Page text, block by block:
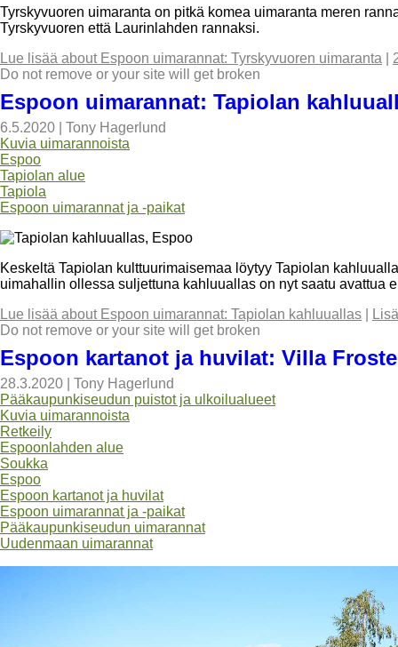
Tyrskyvuoren uimaranta on pitkä komea uimaranta meren
Tyrskyvuoren että Laurinlahden rannaksi.
Lue lisää about Espoon uimarannat: Tyrskyvuoren uimaranta
Do not remove or your site will get broken
Espoon uimarannat: Tapiolan
6.5.2020
Tony Hagerlund
Kuvia uimarannoista
Espoo
Tapiolan alue
Tapiola
Espoon uimarannat ja -paikat
Keskeltä Tapiolan kulttuurimaisemaa löytyy Tapiolan
uimahallin ollessa suljettuna kahluuallas on nyt saatu avattua
Lue lisää about Espoon uimarannat: Tapiolan kahluuallas
Do not remove or your site will get broken
Espoon kartanot ja huvilat: Villa
28.3.2020
Tony Hagerlund
Pääkaupunkiseudun puistot ja ulkoilualueet
Kuvia uimarannoista
Retkeily
Espoonlahden alue
Soukka
Espoo
Espoon kartanot ja huvilat
Espoon uimarannat ja -paikat
Pääkaupunkiseudun uimarannat
Uudenmaan uimarannat